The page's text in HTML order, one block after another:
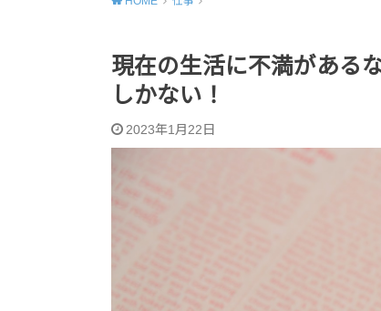
現在の生活に不満がある
しかない！
2023年1月22日